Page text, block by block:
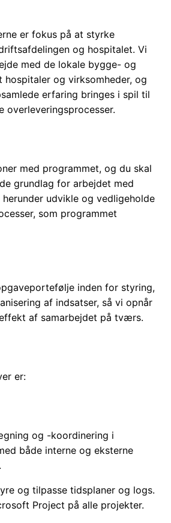
er fokus på at styrke
og hospitalet. Vi
med de lokale bygge- og
hospitaler og virksomheder, og
erfaring bringes i spil til
overleveringsprocesser.
med programmet, og du skal
grundlag for arbejdet med
udvikle og vedligeholde
som programmet
inden for styring,
af indsatser, så vi opnår
af samarbejdet på tværs.
er:
og -koordinering i
både interne og eksterne
og tilpasse tidsplaner og logs.
Project på alle projekter.